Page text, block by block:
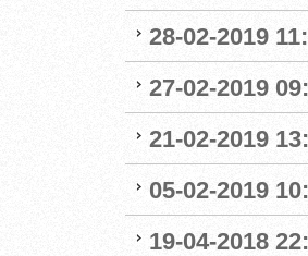
28-02-2019
27-02-2019
21-02-2019
05-02-2019
19-04-2018